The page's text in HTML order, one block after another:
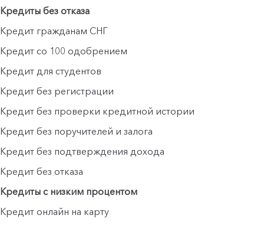
Кредиты без отказа
Кредит гражданам СНГ
Кредит со 100 одобрением
Кредит для студентов
Кредит без регистрации
Кредит без проверки кредитной истории
Кредит без поручителей и залога
Кредит без подтверждения дохода
Кредит без отказа
Кредиты с низким процентом
Кредит онлайн на карту